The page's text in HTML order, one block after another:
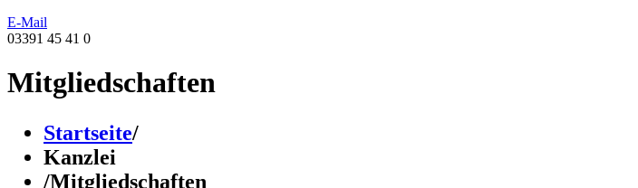
E-Mail
03391 45 41 0
Mitgliedschaften
Startseite/
Kanzlei
/Mitgliedschaften